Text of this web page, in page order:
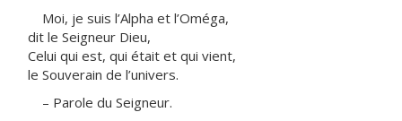
Moi, je suis l’Alpha et l’Oméga,
dit le Seigneur Dieu,
Celui qui est, qui était et qui vient,
le Souverain de l’univers.
– Parole du Seigneur.